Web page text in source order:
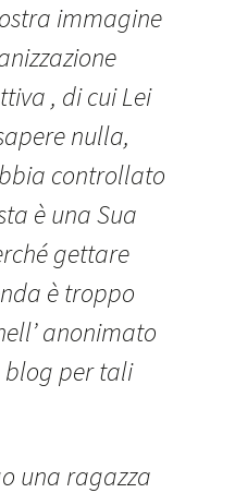
immagine
, di cui Lei
nulla,
controllato
è una Sua
gettare
è troppo
anonimato
blog per tali
una ragazza